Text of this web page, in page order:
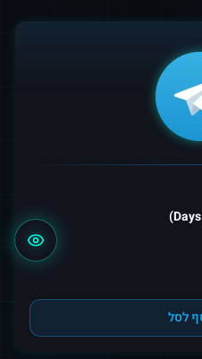
לסל